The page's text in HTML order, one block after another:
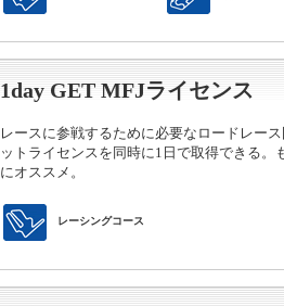
1day GET MFJライセンス
レースに参戦するために必要なロードレー
ットライセンスを同時に1日で取得できる
にオススメ。
レーシングコース